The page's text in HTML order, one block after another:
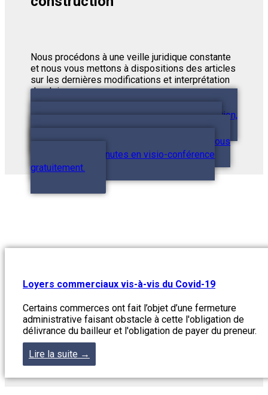
Nous procédons à une veille juridique constante
et nous vous mettons à dispositions des articles
sur les dernières modifications et interprétation
des lois.
Demander conseil Vous avez une question,
vous ne savez pas par où commencer ? TMV-
avocats met à votre disposition un rendez-vous
conseils de 15 minutes en visio-conférence
gratuitement.
Loyers commerciaux vis-à-vis du Covid-19
Certains commerces ont fait l’objet d’une fermeture
administrative faisant obstacle à cette l'obligation de
délivrance du bailleur et l'obligation de payer du preneur.
Lire la suite →